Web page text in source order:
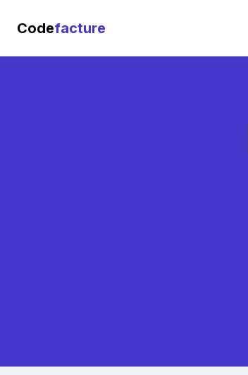
Codefacture